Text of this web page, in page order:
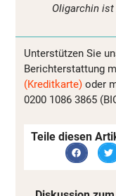
Oligarchin ist
Unterstützen Sie
Berichterstattung
(Kreditkarte) oder
0200 1086 3865
Teile diesen